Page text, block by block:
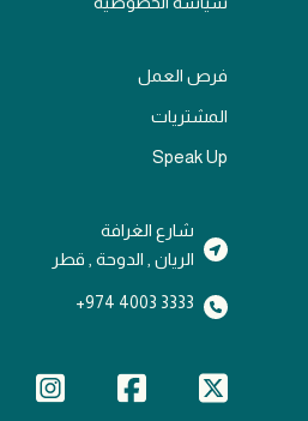
فرص العمل
المشتريات
Speak Up
شارع الغرافة
الريان , الدوحة , قطر
3333 4003 974+